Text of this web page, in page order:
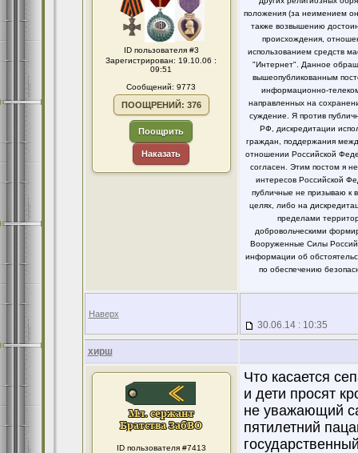
ID пользователя #3
Зарегистрирован: 19.10.06 :
09:51
Сообщений: 9773
ПООЩРЕНИЙ: 376
Поощрить
Наказать
положения (за неимением
также возвышению
происхождения,
использованием средств
"Интернет". Данное
вышеопубликованным
информационно-
направленных на
суждение. Я против
РФ, дискредитации
граждан, поддержания
отношении Российской
согласен. Этим постом я
интересов Российской
публичные не призываю к
целях, либо на
пределами
добровольческими
Вооруженные Силы
информации об
по обеспечению
Наверх
30.06.14 : 10:35
хирш
ID пользователя #7413
Что касается
и дети просят
не уважающий
пятилетний